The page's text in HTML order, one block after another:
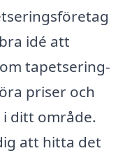
idé att
tapetsering-
priser och
ditt område.
att hitta det